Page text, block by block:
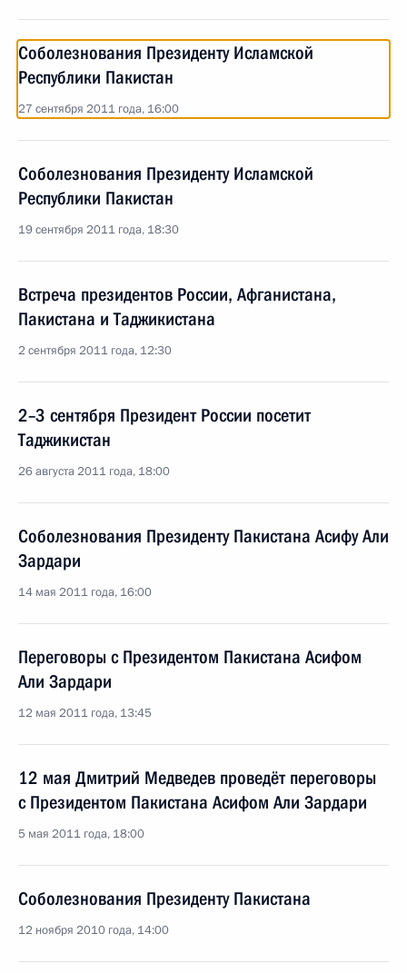
Соболезнования Президенту Исламской
Республики Пакистан
27 сентября 2011 года, 16:00
Соболезнования Президенту Исламской
Республики Пакистан
19 сентября 2011 года, 18:30
Встреча президентов России, Афганистана,
Пакистана и Таджикистана
2 сентября 2011 года, 12:30
2–3 сентября Президент России посетит
Таджикистан
26 августа 2011 года, 18:00
Соболезнования Президенту Пакистана Асифу Али
Зардари
14 мая 2011 года, 16:00
Переговоры с Президентом Пакистана Асифом
Али Зардари
12 мая 2011 года, 13:45
12 мая Дмитрий Медведев проведёт переговоры
с Президентом Пакистана Асифом Али Зардари
5 мая 2011 года, 18:00
Соболезнования Президенту Пакистана
12 ноября 2010 года, 14:00